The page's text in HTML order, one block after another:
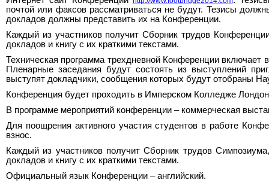
почтой или факсов рассматриваться не будут. Тезисы
докладов должны представить их на Конференции.
Каждый из участников получит Сборник трудов
докладов и книгу с их краткими текстами.
Техническая программа трехдневной Конференции
Пленарные заседания будут состоять из выступлений
выступят докладчики, сообщения которых будут отобраны
Конференция будет проходить в Имперском Колледже
В программе мероприятий конференции – коммерческая
Для поощрения активного участия студентов в работе
взнос.
Каждый из участников получит Сборник трудов
докладов и книгу с их краткими текстами.
Официальный язык Конференции – английский.